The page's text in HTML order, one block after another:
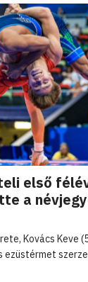
első
a
Kovács Keve